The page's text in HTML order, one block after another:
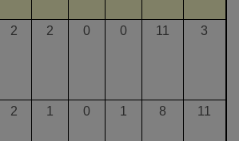
2 2 0 0 11 3
2 1 0 1 8 11